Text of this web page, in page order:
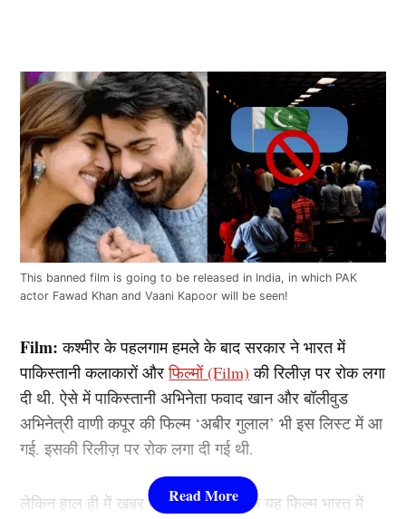
This banned film is going to be released in India, in which PAK
actor Fawad Khan and Vaani Kapoor will be seen!
Film: कश्मीर के पहलगाम हमले के बाद सरकार ने भारत में
पाकिस्तानी कलाकारों औरफिल्मों (Film) की रिलीज़ पर रोक लगा
दी थी. ऐसे में पाकिस्तानी अभिनेता फवाद खान और बॉलीवुड
अभिनेत्री वाणी कपूर की फिल्म ‘अबीर गुलाल’ भी इस लिस्ट में आ
गई. इसकी रिलीज़ पर रोक लगा दी गई थी.
लेकिन हाल ही में खबर वायरल होने लगी कि यह फिल्म भारत में